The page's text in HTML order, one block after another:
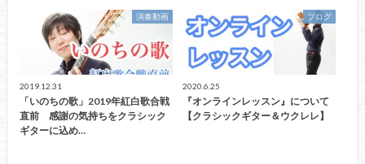
演奏動画
2019.12.31
「いのちの歌」2019年紅白歌合戦
直前 感謝の気持ちをクラシック
ギターに込め…
ブログ
2020.6.25
『オンラインレッスン』について
【クラシックギター＆ウクレレ】